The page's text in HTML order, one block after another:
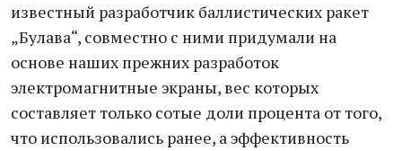
известный разработчик баллистических ракет
„Булава“, совместно с ними придумали на
основе наших прежних разработок
электромагнитные экраны, вес которых
составляет только сотые доли процента от того,
что использовались ранее, а эффективность